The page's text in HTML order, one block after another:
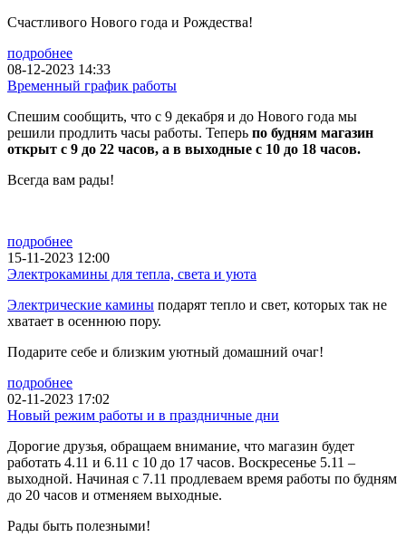
Счастливого Нового года и Рождества!
подробнее
08-12-2023 14:33
Временный график работы
Спешим сообщить, что с 9 декабря и до Нового года мы
решили продлить часы работы. Теперь по будням магазин
открыт с 9 до 22 часов, а в выходные с 10 до 18 часов.
Всегда вам рады!
подробнее
15-11-2023 12:00
Электрокамины для тепла, света и уюта
Электрические камины подарят тепло и свет, которых так не
хватает в осеннюю пору.
Подарите себе и близким уютный домашний очаг!
подробнее
02-11-2023 17:02
Новый режим работы и в праздничные дни
Дорогие друзья, обращаем внимание, что магазин будет
работать 4.11 и 6.11 с 10 до 17 часов. Воскресенье 5.11 –
выходной. Начиная с 7.11 продлеваем время работы по будням
до 20 часов и отменяем выходные.
Рады быть полезными!